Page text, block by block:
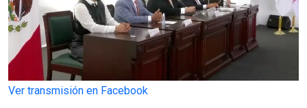
Ver transmisión en Facebook